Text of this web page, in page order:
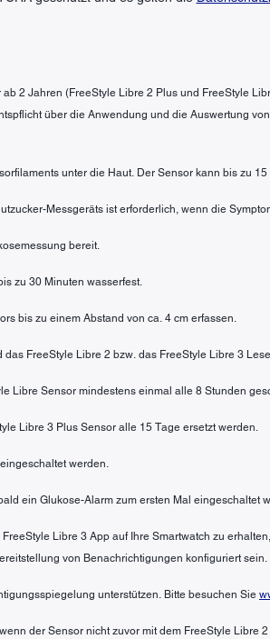
2 Jahren (FreeStyle Libre 2 Plus und FreeStyle
über die Anwendung und die Auswertung
unter die Haut. Der Sensor kann bis zu
Messgeräts ist erforderlich, wenn die
bereit.
zu 30 Minuten wasserfest.
bis zu einem Abstand von ca. 4 cm erfassen.
FreeStyle Libre 2 bzw. das FreeStyle Libre 3
Libre Sensor mindestens einmal alle 8 Stunden
Libre 3 Plus Sensor alle 15 Tage ersetzt werden.
werden.
ein Glukose-Alarm zum ersten Mal
Libre 3 App auf Ihre Smartwatch zu
von Benachrichtigungen konfiguriert sein.
unterstützen. Bitte besuchen Sie
der Sensor nicht zuvor mit dem FreeStyle